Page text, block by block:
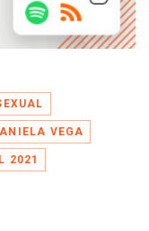
VEGA
2021